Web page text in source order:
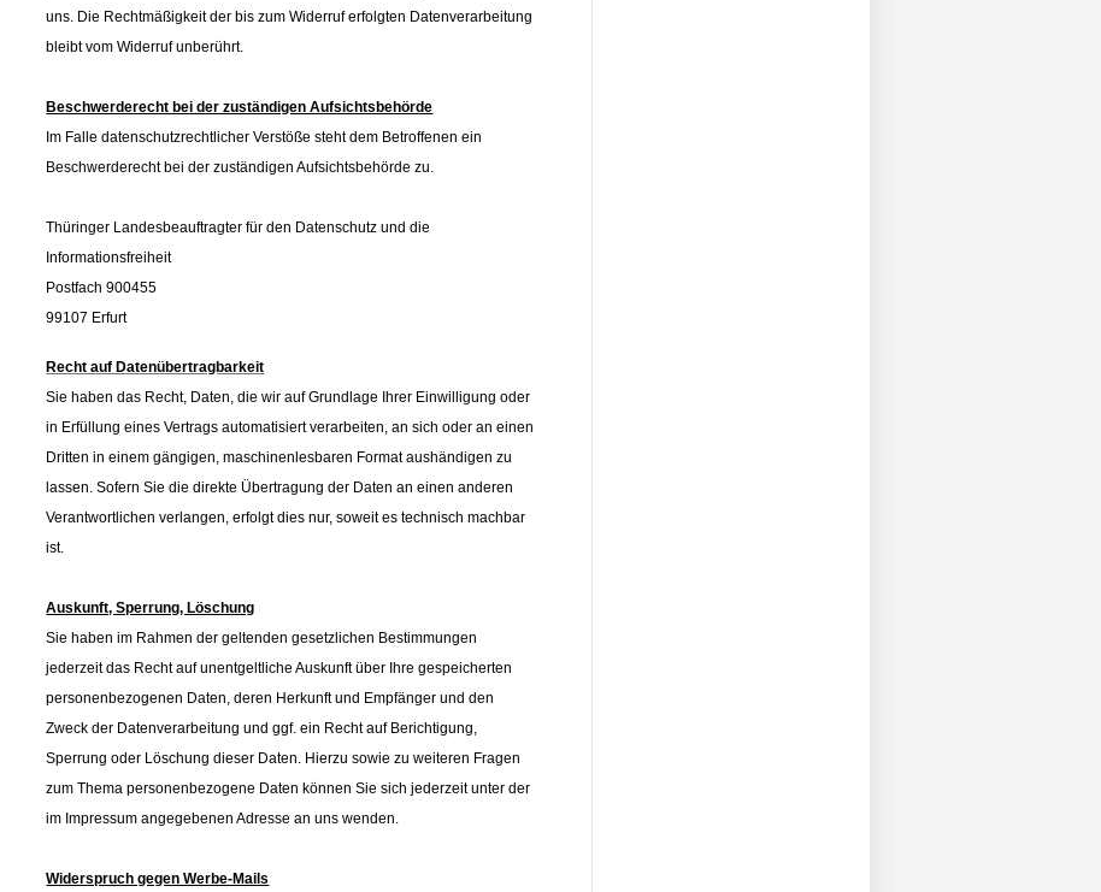
uns. Die Rechtmäßigkeit der bis zum Widerruf erfolgten Datenverarbeitung
bleibt vom Widerruf unberührt.
Beschwerderecht bei der zuständigen Aufsichtsbehörde
Im Falle datenschutzrechtlicher Verstöße steht dem Betroffenen ein
Beschwerderecht bei der zuständigen Aufsichtsbehörde zu.
Thüringer Landesbeauftragter für den Datenschutz und die
Informationsfreiheit
Postfach 900455
99107 Erfurt
Recht auf Datenübertragbarkeit
Sie haben das Recht, Daten, die wir auf Grundlage Ihrer Einwilligung oder
in Erfüllung eines Vertrags automatisiert verarbeiten, an sich oder an einen
Dritten in einem gängigen, maschinenlesbaren Format aushändigen zu
lassen. Sofern Sie die direkte Übertragung der Daten an einen anderen
Verantwortlichen verlangen, erfolgt dies nur, soweit es technisch machbar
ist.
Auskunft, Sperrung, Löschung
Sie haben im Rahmen der geltenden gesetzlichen Bestimmungen
jederzeit das Recht auf unentgeltliche Auskunft über Ihre gespeicherten
personenbezogenen Daten, deren Herkunft und Empfänger und den
Zweck der Datenverarbeitung und ggf. ein Recht auf Berichtigung,
Sperrung oder Löschung dieser Daten. Hierzu sowie zu weiteren Fragen
zum Thema personenbezogene Daten können Sie sich jederzeit unter der
im Impressum angegebenen Adresse an uns wenden.
Widerspruch gegen Werbe-Mails